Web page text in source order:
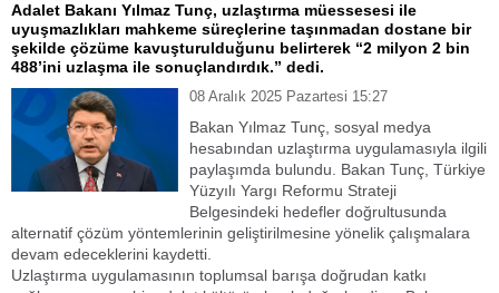
Adalet Bakanı Yılmaz Tunç, uzlaştırma müessesesi ile
uyuşmazlıkları mahkeme süreçlerine taşınmadan dostane bir
şekilde çözüme kavuşturulduğunu belirterek “2 milyon 2 bin
488’ini uzlaşma ile sonuçlandırdık.” dedi.
08 Aralık 2025 Pazartesi 15:27
Bakan Yılmaz Tunç, sosyal medya
hesabından uzlaştırma uygulamasıyla ilgili
paylaşımda bulundu. Bakan Tunç, Türkiye
Yüzyılı Yargı Reformu Strateji
Belgesindeki hedefler doğrultusunda
alternatif çözüm yöntemlerinin geliştirilmesine yönelik çalışmalara
devam edeceklerini kaydetti.
Uzlaştırma uygulamasının toplumsal barışa doğrudan katkı